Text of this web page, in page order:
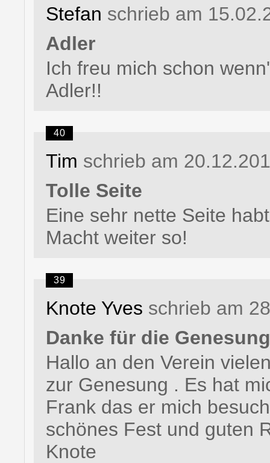
Stefan schrieb am
Adler
Ich freu mich schon
Adler!!
40
Tim schrieb am
Tolle Seite
Eine sehr nette Seite
Macht weiter so!
39
Knote Yves schrieb am
Danke für die
Hallo an den Verein
zur Genesung . Es hat
Frank das er mich
schönes Fest und guten
Knote